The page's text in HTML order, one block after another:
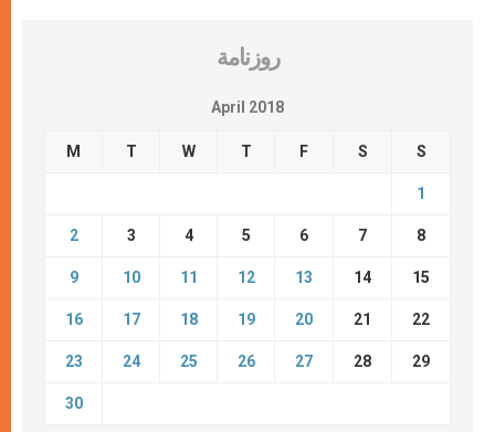
روزنامة
April 2018
M T W T F S S
1
2 3 4 5 6 7 8
9 10 11 12 13 14 15
16 17 18 19 20 21 22
23 24 25 26 27 28 29
30